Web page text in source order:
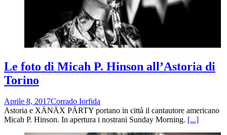
Le foto di Micah P. Hinson all’Astoria di
Torino
Aprile 8, 2017Corrado Iorfida
Astoria e XÄNÄX PÄRTY portano in città il cantautore americano
Micah P. Hinson. In apertura i nostrani Sunday Morning. [...]